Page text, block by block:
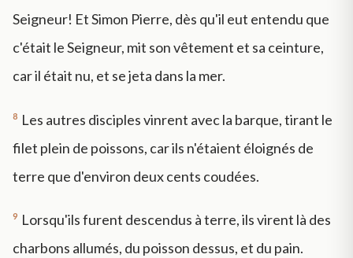
Seigneur! Et Simon Pierre, dès qu'il eut entendu que
c'était le Seigneur, mit son vêtement et sa ceinture,
car il était nu, et se jeta dans la mer.
8 Les autres disciples vinrent avec la barque, tirant le
filet plein de poissons, car ils n'étaient éloignés de
terre que d'environ deux cents coudées.
9 Lorsqu'ils furent descendus à terre, ils virent là des
charbons allumés, du poisson dessus, et du pain.